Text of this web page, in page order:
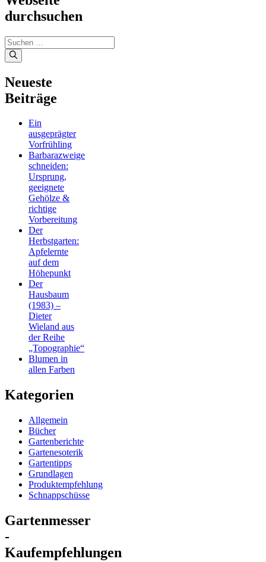
durchsuchen
Suchen
nach:
Neueste
Beiträge
Ein
ausgeprägter
Vorfrühling
Barbarazweige
schneiden:
Ursprung,
geeignete
Gehölze &
richtige
Vorbereitung
Der
Herbstgarten:
Apfelernte
auf dem
Höhepunkt
Der
Hausbaum
(1983) –
Dieter
Wieland aus
der Reihe
„Topographie“
Blumen in
allen Farben
Kategorien
Allgemein
Bücher
Gartenberichte
Gartenesoterik
Gartentipps
Grundlagen
Produktempfehlung
Schnappschüsse
Gartenmesser
-
Kaufempfehlungen